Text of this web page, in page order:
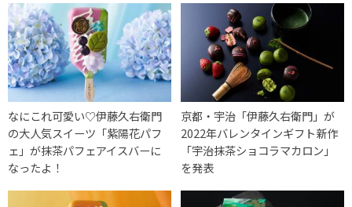
なにこれ可愛い♡伊藤久右衛門
の大人気スイーツ「紫陽花パフ
ェ」が抹茶パフェアイスバーに
なったよ！
京都・宇治「伊藤久右衛門」が
2022年バレンタインギフト新作
「宇治抹茶ショコラマカロン」
を発表